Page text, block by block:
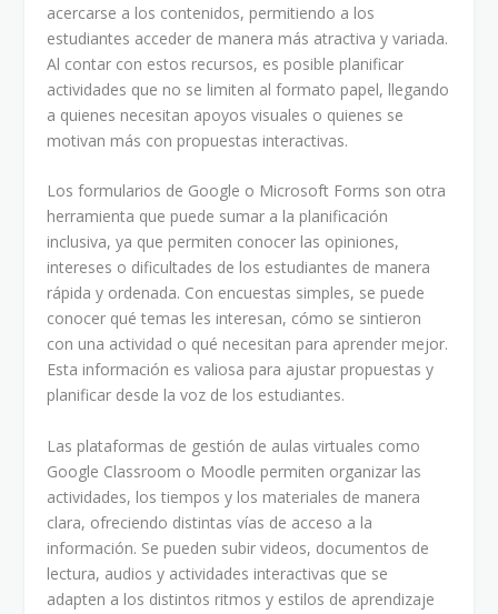
acercarse a los contenidos, permitiendo a los
estudiantes acceder de manera más atractiva y variada.
Al contar con estos recursos, es posible planificar
actividades que no se limiten al formato papel, llegando
a quienes necesitan apoyos visuales o quienes se
motivan más con propuestas interactivas.
Los formularios de Google o Microsoft Forms son otra
herramienta que puede sumar a la planificación
inclusiva, ya que permiten conocer las opiniones,
intereses o dificultades de los estudiantes de manera
rápida y ordenada. Con encuestas simples, se puede
conocer qué temas les interesan, cómo se sintieron
con una actividad o qué necesitan para aprender mejor.
Esta información es valiosa para ajustar propuestas y
planificar desde la voz de los estudiantes.
Las plataformas de gestión de aulas virtuales como
Google Classroom o Moodle permiten organizar las
actividades, los tiempos y los materiales de manera
clara, ofreciendo distintas vías de acceso a la
información. Se pueden subir videos, documentos de
lectura, audios y actividades interactivas que se
adapten a los distintos ritmos y estilos de aprendizaje